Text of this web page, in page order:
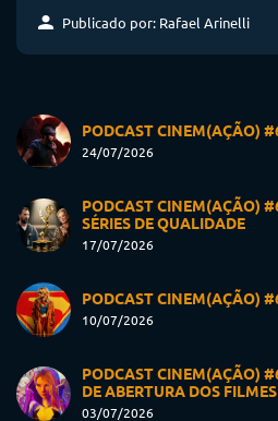
Publicado por: Rafael Arinelli
PODCAST CINEM(AÇÃO)
24/07/2026
PODCAST CINEM(AÇÃO)
SÉRIES DE QUALIDADE
17/07/2026
PODCAST CINEM(AÇÃO)
10/07/2026
PODCAST CINEM(AÇÃO)
DE ABERTURA DOS FILMES
03/07/2026